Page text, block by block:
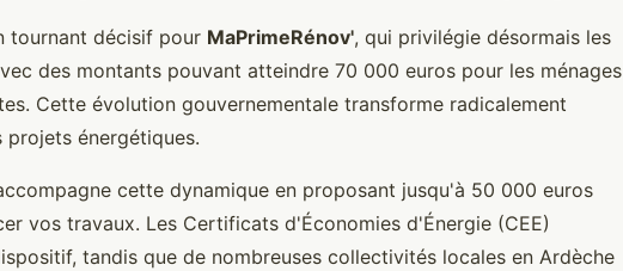
tournant décisif pour MaPrimeRénov', qui privilégie désormais les
des montants pouvant atteindre 70 000 euros pour les ménages
Cette évolution gouvernementale transforme radicalement
énergétiques.
cette dynamique en proposant jusqu'à 50 000 euros
vos travaux. Les Certificats d'Économies d'Énergie (CEE)
tandis que de nombreuses collectivités locales en Ardèche